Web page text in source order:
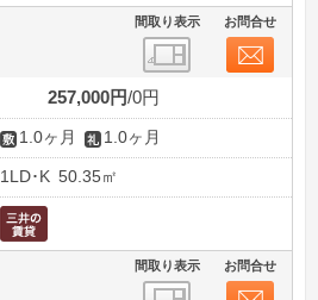
間取り表示 お問合せ
257,000円 0円
1.0ヶ月 1.0ヶ月
1LD･K 50.35㎡
間取り表示 お問合せ